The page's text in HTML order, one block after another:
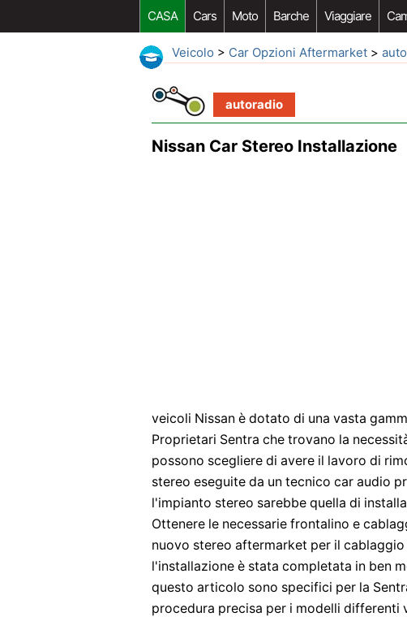
CASA Cars Moto Barche Viaggiare
Veicolo > Car Opzioni Aftermarket >
autoradio
Nissan Car Stereo Installazione
veicoli Nissan è dotato di una vasta
Proprietari Sentra che trovano la
possono scegliere di avere il lavoro di
stereo eseguite da un tecnico car audio
l'impianto stereo sarebbe quella di
Ottenere le necessarie frontalino e
nuovo stereo aftermarket per il
l'installazione è stata completata in ben
questo articolo sono specifici per la
procedura precisa per i modelli differenti